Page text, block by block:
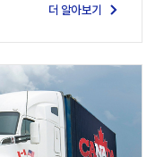
더 알아보기